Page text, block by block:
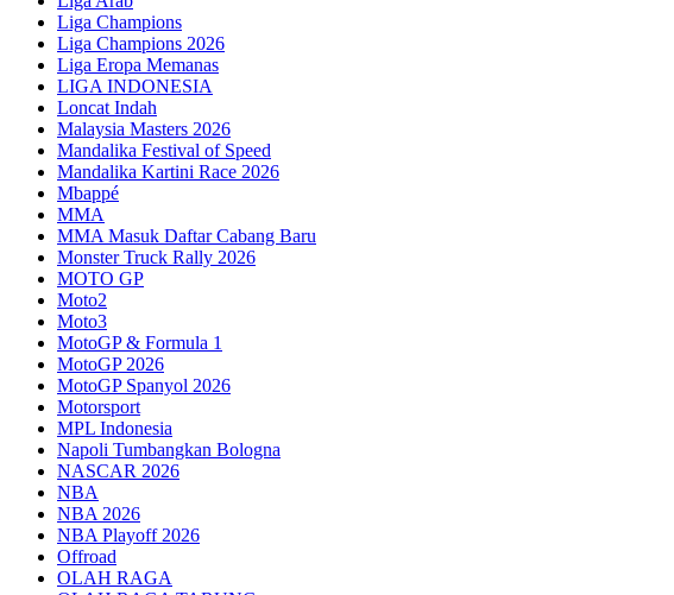
Liga Champions
Liga Champions 2026
Liga Eropa Memanas
LIGA INDONESIA
Loncat Indah
Malaysia Masters 2026
Mandalika Festival of Speed
Mandalika Kartini Race 2026
Mbappé
MMA
MMA Masuk Daftar Cabang Baru
Monster Truck Rally 2026
MOTO GP
Moto2
Moto3
MotoGP & Formula 1
MotoGP 2026
MotoGP Spanyol 2026
Motorsport
MPL Indonesia
Napoli Tumbangkan Bologna
NASCAR 2026
NBA
NBA 2026
NBA Playoff 2026
Offroad
OLAH RAGA